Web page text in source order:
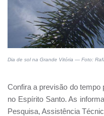
Dia de sol na Grande Vitória — Foto:
Confira a previsão do tempo
no Espírito Santo. As
Pesquisa, Assistência